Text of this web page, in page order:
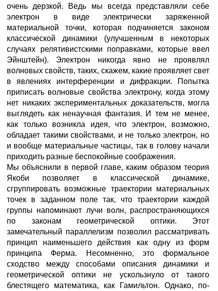
очень дерзкой. Ведь мы всегда представляли себе
электрон в виде электрически заряженной
материальной точки, которая подчиняется законом
классической динамики (улучшенным в некоторых
случаях релятивистскими поправками, которые ввел
Эйнштейн). Электрон никогда явно не проявлял
волновых свойств, таких, скажем, какие проявляет свет
в явлениях интерференции и дифракции. Попытка
приписать волновые свойства электрону, когда этому
нет никаких экспериментальных доказательств, могла
выглядеть как ненаучная фантазия. И тем не менее,
как только возникла идея, что электрон, возможно,
обладает такими свойствами, и не только электрон, но
и вообще материальные частицы, так в голову начали
приходить разные беспокойные соображения.
Мы объяснили в первой главе, каким образом теория
Якоби позволяет в классической динамике,
сгруппировать возможные траектории материальных
точек в заданном поле так, что траектории каждой
группы напоминают лучи волн, распространяющихся
по законам геометрической оптики. Этот
замечательный параллелизм позволил рассматривать
принцип наименьшего действия как одну из форм
принципа Ферма. Несомненно, это формальное
сходство между способами описания динамики и
геометрической оптики не ускользнуло от такого
блестящего математика, как Гамильтон. Однако, по-